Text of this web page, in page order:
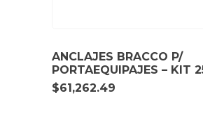
ANCLAJES BRACCO P/
PORTAEQUIPAJES – KIT
$61,262.49